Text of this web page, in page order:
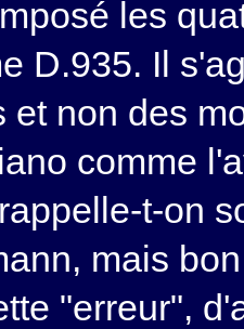
les
D.935. Il
et non des
comme
t-on
mais
"erreur",